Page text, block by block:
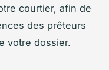
courtier, afin de
des prêteurs
votre dossier.